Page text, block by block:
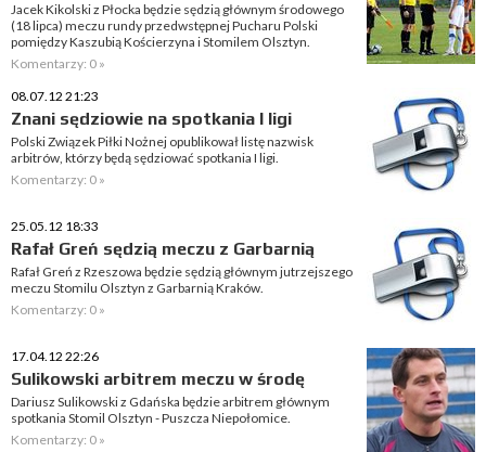
Jacek Kikolski z Płocka będzie sędzią głównym środowego
(18 lipca) meczu rundy przedwstępnej Pucharu Polski
pomiędzy Kaszubią Kościerzyna i Stomilem Olsztyn.
Komentarzy: 0 »
08.07.12 21:23
Znani sędziowie na spotkania I ligi
Polski Związek Piłki Nożnej opublikował listę nazwisk
arbitrów, którzy będą sędziować spotkania I ligi.
Komentarzy: 0 »
25.05.12 18:33
Rafał Greń sędzią meczu z Garbarnią
Rafał Greń z Rzeszowa będzie sędzią głównym jutrzejszego
meczu Stomilu Olsztyn z Garbarnią Kraków.
Komentarzy: 0 »
17.04.12 22:26
Sulikowski arbitrem meczu w środę
Dariusz Sulikowski z Gdańska będzie arbitrem głównym
spotkania Stomil Olsztyn - Puszcza Niepołomice.
Komentarzy: 0 »